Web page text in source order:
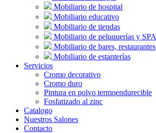
Mobiliario de hospital
Mobiliario educativo
Mobiliario de tiendas
Mobiliario de peluquerías y SPA
Mobiliario de bares, restaurantes
Mobiliario de estanterías
Servicios
Cromo decorativo
Cromo duro
Pintura en polvo termoendurecible
Fosfatizado al zinc
Catalogo
Nuestros Salones
Contacto